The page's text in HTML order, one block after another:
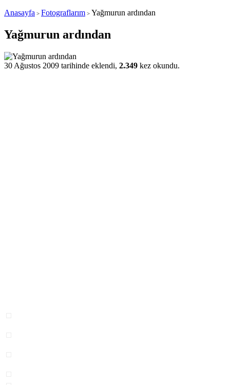
Anasayfa > Fotograflarım > Yağmurun ardından
Yağmurun ardından
30 Ağustos 2009 tarihinde eklendi, 2.349 kez okundu.